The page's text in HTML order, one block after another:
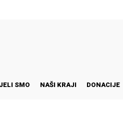
SMO NAŠI KRAJI DONACIJE